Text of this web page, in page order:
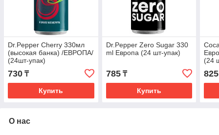
Dr.Pepper Cherry 330мл
(высокая банка) /ЕВРОПА/
(24шт-упак)
730 ₸
Купить
Dr.Pepper Zero Sugar 330
ml Европа (24 шт-упак)
785₸
Купить
(24
825
О нас